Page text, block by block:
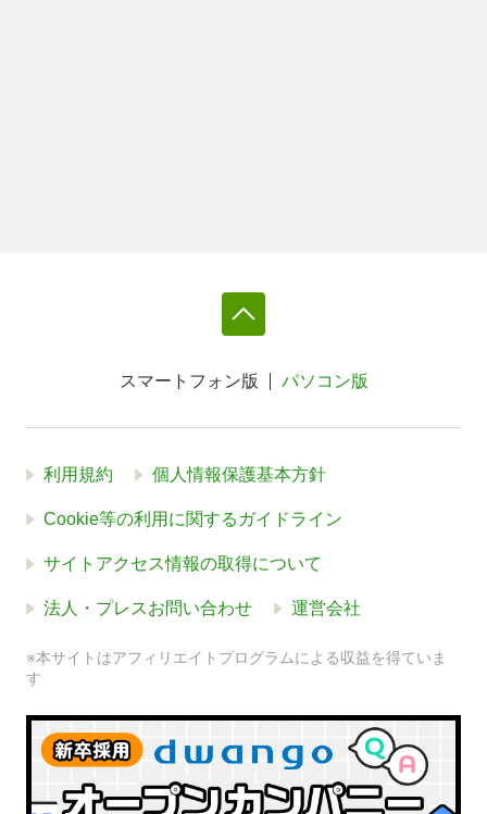
スマートフォン版 パソコン版
利用規約 個人情報保護基本方針
Cookie等の利用に関するガイドライン
サイトアクセス情報の取得について
法人・プレスお問い合わせ 運営会社
※本サイトはアフィリエイトプログラムによる収益を得ていま
す